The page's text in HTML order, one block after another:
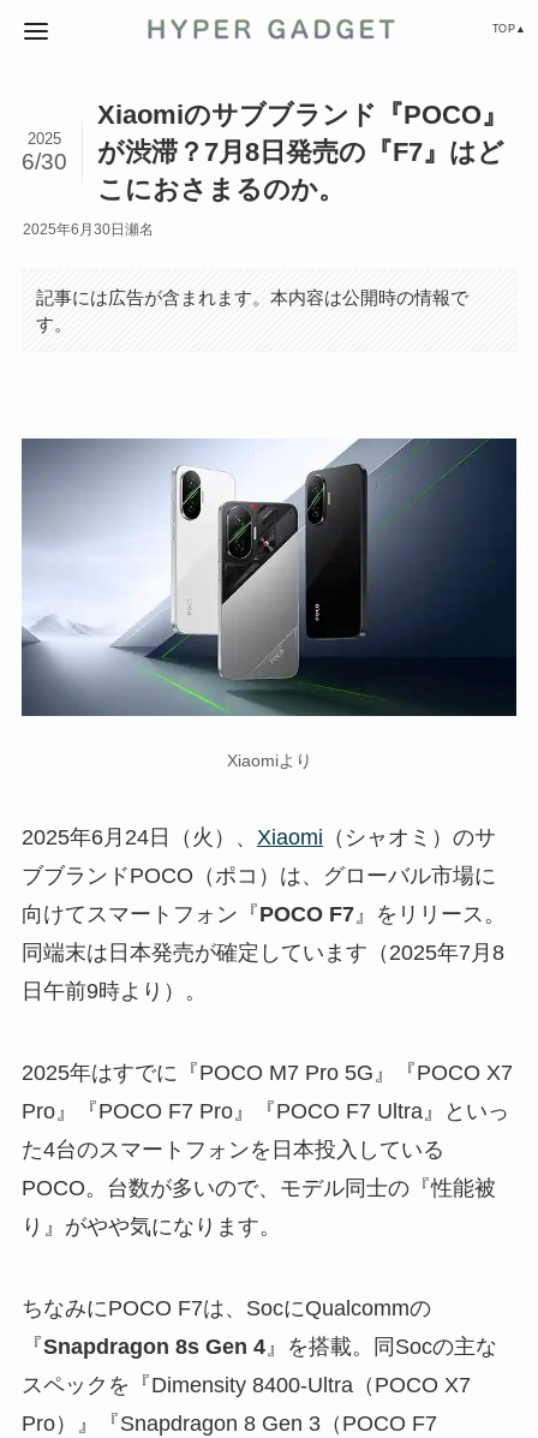
TOP▲
Xiaomiのサブブランド『POCO』
が渋滞？7月8日発売の『F7』はど
こにおさまるのか。
2025
6/30
2025年6月30日 瀬名
記事には広告が含まれます。本内容は公開時の情報で
す。
Xiaomiより
2025年6月24日（火）、 Xiaomi （シャオミ）のサ
ブブランドPOCO（ポコ）は、グローバル市場に
向けてスマートフォン『POCO F7』をリリース。
同端末は日本発売が確定しています（2025年7月8
日午前9時より）。
2025年はすでに『POCO M7 Pro 5G』『POCO X7
Pro』『POCO F7 Pro』『POCO F7 Ultra』といっ
た4台のスマートフォンを日本投入している
POCO。台数が多いので、モデル同士の『性能被
り』がやや気になります。
ちなみにPOCO F7は、SocにQualcommの
『Snapdragon 8s Gen 4』を搭載。同Socの主な
スペックを『Dimensity 8400-Ultra（POCO X7
Pro）』『Snapdragon 8 Gen 3（POCO F7